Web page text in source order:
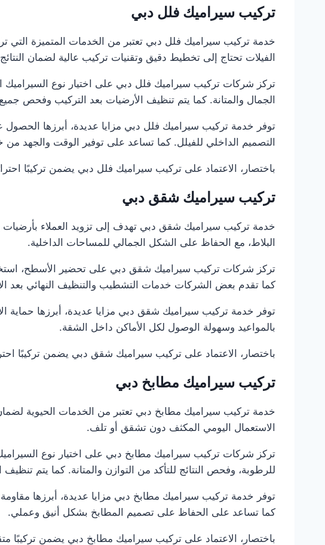
تركيب سيراميك فلل دبي
خدمة تركيب سيراميك فلل دبي تعتبر من الخدمات المتميزة التي
الفيلات تحتاج إلى تخطيط دقيق وتقنيات تركيب عالية لضمان النتائج
تركز شركات تركيب سيراميك فلل دبي على اختيار نوع
الجمال والمتانة. كما يتم تنظيف الأرضيات بعد التركيب وفحص
توفر خدمة تركيب سيراميك فلل دبي مزايا عديدة، أبرزها الحصول
التصميم الداخلي للفيلل. كما تساعد على توفير الوقت والجهد من
باختصار، الاعتماد على تركيب سيراميك فلل دبي يضمن تركيبًا
تركيب سيراميك شقق دبي
خدمة تركيب سيراميك شقق دبي تهدف إلى تزويد العملاء بأرضيات
البلاط، مع الحفاظ على الشكل الجمالي للمساحات الداخلية.
تركز شركات تركيب سيراميك شقق دبي على تحضير الأسطح،
كما تقدم بعض الشركات خدمات التشطيب والتنظيف النهائي بعد
توفر خدمة تركيب سيراميك شقق دبي مزايا عديدة، أبرزها حماية
بالمواعيد وسهولة الوصول لكل الأماكن داخل الشقة.
باختصار، الاعتماد على تركيب سيراميك شقق دبي يضمن تركيبًا
تركيب سيراميك مطابخ دبي
خدمة تركيب سيراميك مطابخ دبي تعتبر من الخدمات الحيوية
الاستعمال اليومي المكثف دون تشقق أو تلف.
تركز شركات تركيب سيراميك مطابخ دبي على اختيار نوع
للرطوبة، وفحص النتائج للتأكد من التوازن والمتانة. كما يتم
توفر خدمة تركيب سيراميك مطابخ دبي مزايا عديدة، أبرزها مقاومة
كما تساعد على الحفاظ على تصميم المطابخ بشكل أنيق وعملي.
باختصار، الاعتماد على تركيب سيراميك مطابخ دبي يضمن تركيبًا